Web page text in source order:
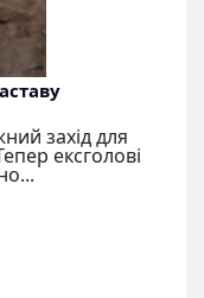
захід для
ексголові